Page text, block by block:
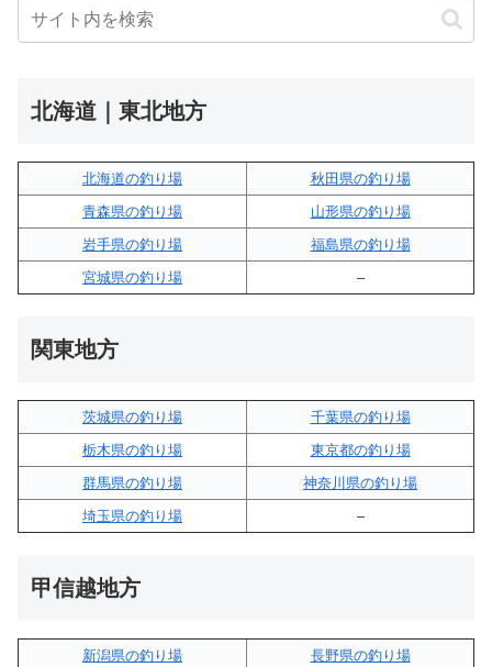
北海道｜東北地方
北海道の釣り場
秋田県の釣り場
青森県の釣り場
山形県の釣り場
岩手県の釣り場
福島県の釣り場
宮城県の釣り場
–
関東地方
茨城県の釣り場
千葉県の釣り場
栃木県の釣り場
東京都の釣り場
群馬県の釣り場
神奈川県の釣り場
埼玉県の釣り場
–
甲信越地方
新潟県の釣り場
長野県の釣り場